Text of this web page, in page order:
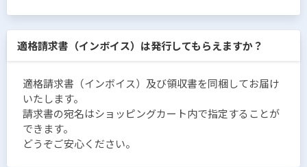
適格請求書（インボイス）は発行してもらえますか？
適格請求書（インボイス）及び領収書を同梱してお届け
いたします。
請求書の宛名はショッピングカート内で指定することが
できます。
どうぞご安心ください。